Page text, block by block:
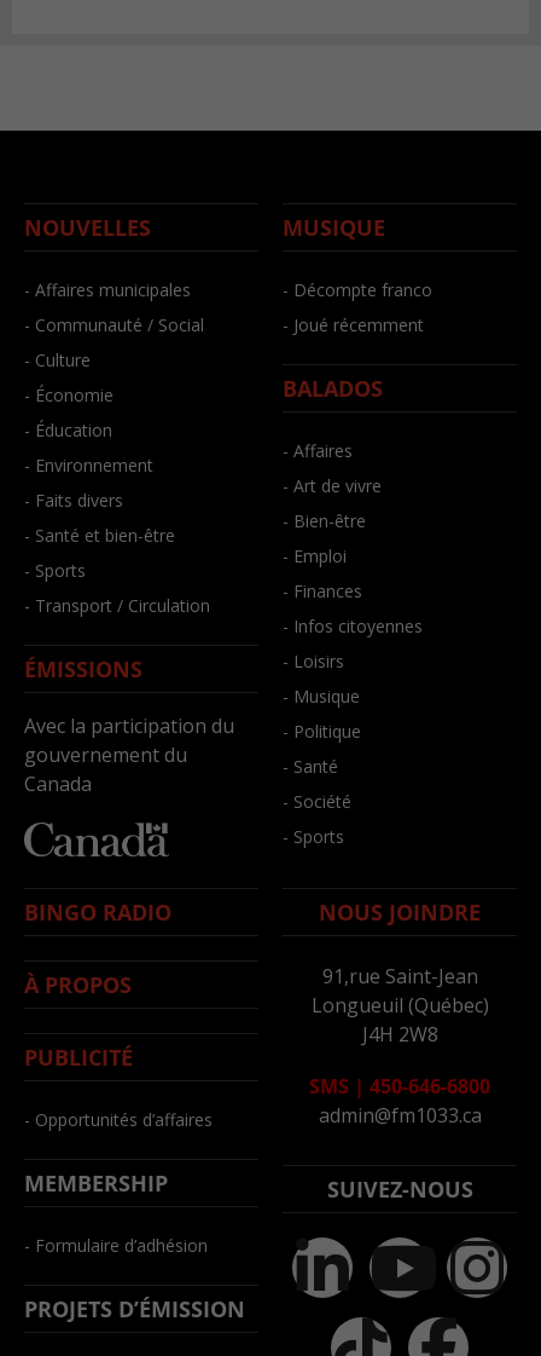
NOUVELLES
- Affaires municipales
- Communauté / Social
- Culture
- Économie
- Éducation
- Environnement
- Faits divers
- Santé et bien-être
- Sports
- Transport / Circulation
ÉMISSIONS
Avec la participation du
gouvernement du
Canada
MUSIQUE
- Décompte franco
- Joué récemment
BALADOS
- Affaires
- Art de vivre
- Bien-être
- Emploi
- Finances
- Infos citoyennes
- Loisirs
- Musique
- Politique
- Santé
- Société
- Sports
BINGO RADIO
À PROPOS
PUBLICITÉ
- Opportunités d’affaires
MEMBERSHIP
- Formulaire d’adhésion
PROJETS D’ÉMISSION
NOUS JOINDRE
91,rue Saint-Jean
Longueuil (Québec)
J4H 2W8
SMS | 450-646-6800
admin@fm1033.ca
SUIVEZ-NOUS